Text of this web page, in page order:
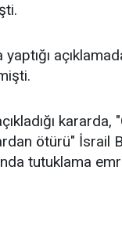
ötürü" İsrail
tutuklama